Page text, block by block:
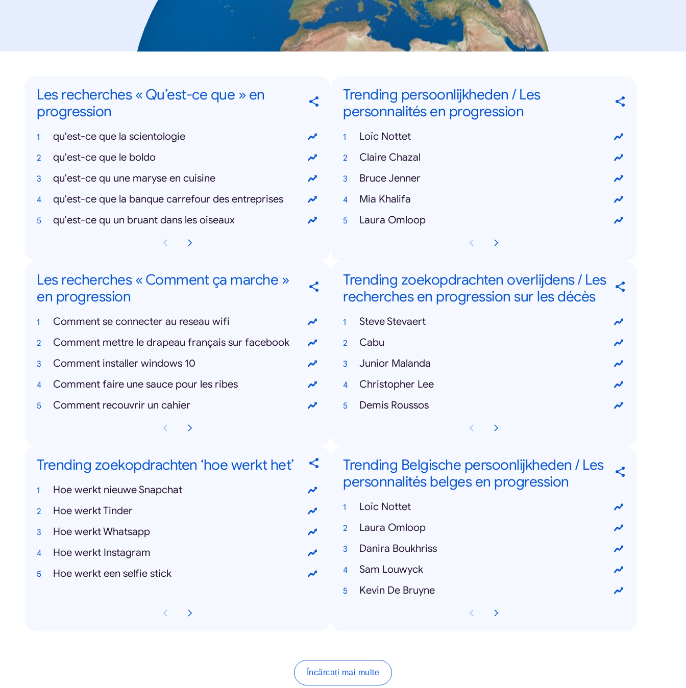
Les recherches « Qu’est-ce que » en
progression
qu'est-ce que la scientologie
qu'est-ce que le boldo
qu'est-ce qu une maryse en cuisine
qu'est-ce que la banque carrefour des entreprises
qu'est-ce qu un bruant dans les oiseaux
Trending persoonlijkheden / Les
personnalités en progression
Loïc Nottet
Claire Chazal
Bruce Jenner
Mia Khalifa
Laura Omloop
Les recherches « Comment ça marche »
en progression
Comment se connecter au reseau wifi
Comment mettre le drapeau français sur facebook
Comment installer windows 10
Comment faire une sauce pour les ribes
Comment recouvrir un cahier
Trending zoekopdrachten overlijdens / Les
recherches en progression sur les décès
Steve Stevaert
Cabu
Junior Malanda
Christopher Lee
Demis Roussos
Trending zoekopdrachten ‘hoe werkt het’
Hoe werkt nieuwe Snapchat
Hoe werkt Tinder
Hoe werkt Whatsapp
Hoe werkt Instagram
Hoe werkt een selfie stick
Trending Belgische persoonlijkheden / Les
personnalités belges en progression
Loïc Nottet
Laura Omloop
Danira Boukhriss
Sam Louwyck
Kevin De Bruyne
Încărcați mai multe